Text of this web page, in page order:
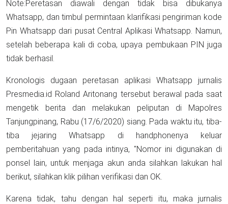
Note:Peretasan diawali dengan tidak bisa dibukanya
Whatsapp, dan timbul permintaan klarifikasi pengiriman kode
Pin Whatsapp dari pusat Central Aplikasi Whatsapp. Namun,
setelah beberapa kali di coba, upaya pembukaan PIN juga
tidak berhasil.
Kronologis dugaan peretasan aplikasi Whatsapp jurnalis
Presmedia.id Roland Aritonang tersebut berawal pada saat
mengetik berita dan melakukan peliputan di Mapolres
Tanjungpinang, Rabu (17/6/2020) siang. Pada waktu itu, tiba-
tiba jejaring Whatsapp di handphonenya keluar
pemberitahuan yang pada intinya, "Nomor ini digunakan di
ponsel lain, untuk menjaga akun anda silahkan lakukan hal
berikut, silahkan klik pilihan verifikasi dan OK.
Karena tidak, tahu dengan hal seperti itu, maka jurnalis